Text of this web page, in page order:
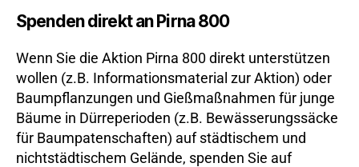
Spenden direkt an Pirna 800
Wenn Sie die Aktion Pirna 800 direkt unterstützen
wollen (z.B. Informationsmaterial zur Aktion) oder
Baumpflanzungen und Gießmaßnahmen für junge
Bäume in Dürreperioden (z.B. Bewässerungssäcke
für Baumpatenschaften) auf städtischem und
nichtstädtischem Gelände, spenden Sie auf